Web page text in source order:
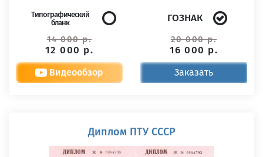
Типографический
бланк
14 000 р.
12 000 р.
ГОЗНАК
20 000 р.
16 000 р.
Видеообзор Заказать
Диплом ПТУ СССР